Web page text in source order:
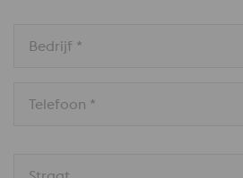
Bedrijf *
Telefoon *